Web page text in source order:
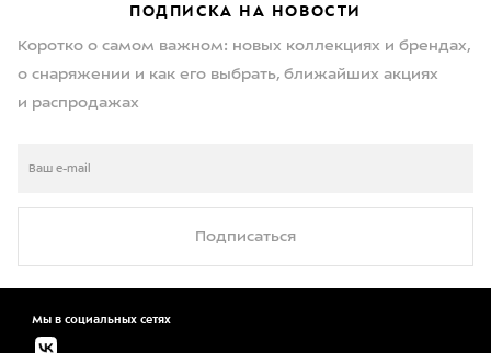
ПОДПИСКА НА НОВОСТИ
Коротко о самом важном: новых коллекциях и брендах,
о снаряжении и как его выбрать, ближайших акциях
и распродажах
Подписаться
Мы в социальных сетях